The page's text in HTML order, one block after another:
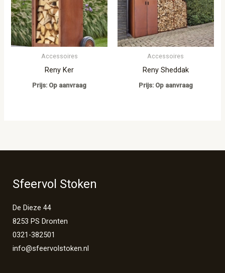
Accessoires
Reny Ker
Prijs: Op aanvraag
Accessoires
Reny Sheddak
Prijs: Op aanvraag
Sfeervol Stoken
De Dieze 44
8253 PS Dronten
0321-382501
info@sfeervolstoken.nl